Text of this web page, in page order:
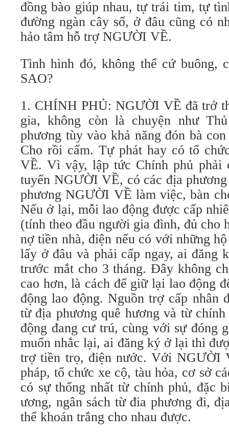
đồng bào giúp nhau, tự trái tim, tự
đường ngàn cây số, ở đâu cũng có
hảo tâm hỗ trợ NGƯỜI VỀ.
Tình hình đó, không thể cứ buông,
SAO?
1. CHÍNH PHỦ: NGƯỜI VỀ đã trở
gia, không còn là chuyện như
phương tùy vào khả năng đón bà
Cho rồi cấm. Tự phát hay có tổ
VỀ. Vì vậy, lập tức Chính phủ phải
tuyến NGƯỜI VỀ, có các địa
phương NGƯỜI VỀ làm việc, bàn
Nếu ở lại, mỗi lao động được cấp
(tính theo đầu người gia đình, đủ cho
nợ tiền nhà, điện nếu có với những
lấy ở đâu và phải cấp ngay, ai đăng
trước mắt cho 3 tháng. Đây không
cao hơn, là cách để giữ lại lao động
động lao động. Nguồn trợ cấp nhân
từ địa phương quê hương và từ
động đang cư trú, cùng với sự đóng
muốn nhắc lại, ai đăng ký ở lại thì
trợ tiền trọ, điện nước. Với NGƯỜI
pháp, tổ chức xe cộ, tàu hỏa, cơ sở
có sự thống nhất từ chính phủ, đặc
ương, ngân sách từ đia phương đi,
thể khoán trắng cho nhau được.